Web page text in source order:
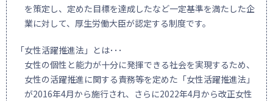
を策定し、定めた目標を達成したなど一定基準を満たした企
業に対して、厚生労働大臣が認定する制度です。
「女性活躍推進法」とは･･･
女性の個性と能力が十分に発揮できる社会を実現するため、
女性の活躍推進に関する責務等を定めた「女性活躍推進法」
が2016年4月から施行され、さらに2022年4月から改正女性